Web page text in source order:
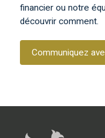
financier ou notre
découvrir comment.
Communiquez